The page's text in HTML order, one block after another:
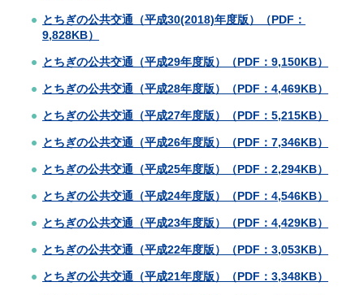
とちぎの公共交通（平成30(2018)年度版）（PDF：
9,828KB）
とちぎの公共交通（平成29年度版）（PDF：9,150KB）
とちぎの公共交通（平成28年度版）（PDF：4,469KB）
とちぎの公共交通（平成27年度版）（PDF：5,215KB）
とちぎの公共交通（平成26年度版）（PDF：7,346KB）
とちぎの公共交通（平成25年度版）（PDF：2,294KB）
とちぎの公共交通（平成24年度版）（PDF：4,546KB）
とちぎの公共交通（平成23年度版）（PDF：4,429KB）
とちぎの公共交通（平成22年度版）（PDF：3,053KB）
とちぎの公共交通（平成21年度版）（PDF：3,348KB）